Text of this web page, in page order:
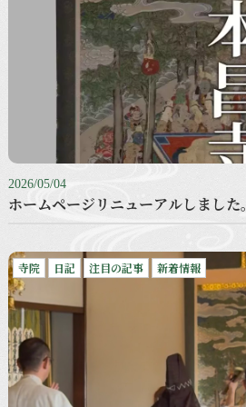
2026/05/04
ホームページリニューアルしました。
寺院 日記 注目の記事 新着情報